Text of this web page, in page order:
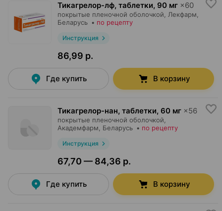
Тикагрелор-лф, таблетки, 90 мг ×60
покрытые пленочной оболочкой, Лекфарм
Беларусь • по рецепту
Инструкция
86,99 р.
Где купить В корзину
Тикагрелор-нан, таблетки, 60 мг ×56
покрытые пленочной оболочкой,
Академфарм , Беларусь • по рецепту
Инструкция
67,70 — 84,36 р.
Где купить В корзину